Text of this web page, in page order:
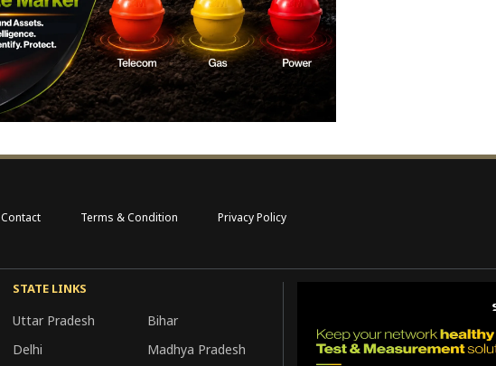
Contact Terms & Condition Privacy Policy
STATE LINKS
Uttar Pradesh
Bihar
Delhi
Madhya Pradesh